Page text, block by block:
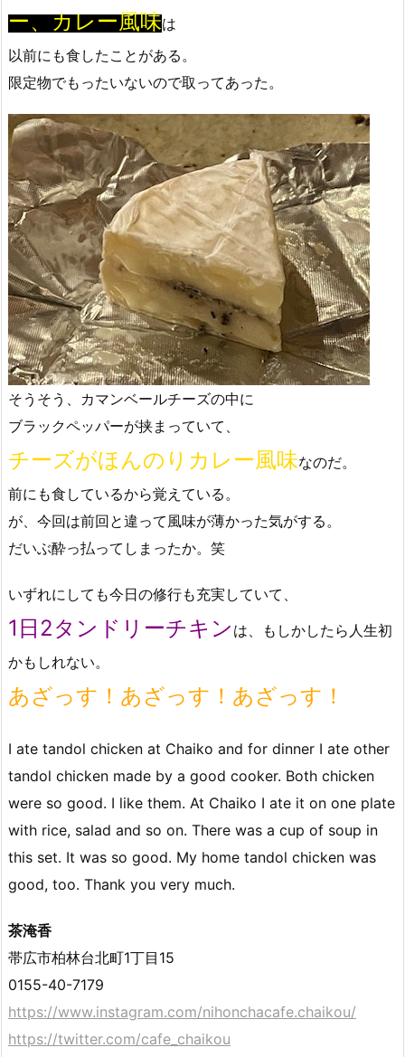
ー、カレー風味は
以前にも食したことがある。
限定物でもったいないので取ってあった。
そうそう、カマンベールチーズの中に
ブラックペッパーが挟まっていて、
チーズがほんのりカレー風味なのだ。
前にも食しているから覚えている。
が、今回は前回と違って風味が薄かった気がする。
だいぶ酔っ払ってしまったか。笑
いずれにしても今日の修行も充実していて、
1日2タンドリーチキン は、もしかしたら人生初
かもしれない。
あざっす！あざっす！あざっす！
I ate tandol chicken at Chaiko and for dinner I ate other
tandol chicken made by a good cooker. Both chicken
were so good. I like them. At Chaiko I ate it on one plate
with rice, salad and so on. There was a cup of soup in
this set. It was so good. My home tandol chicken was
good, too. Thank you very much.
茶淹香
帯広市柏林台北町1丁目15
0155-40-7179
https://www.instagram.com/nihonchacafe.chaikou/
https://twitter.com/cafe_chaikou